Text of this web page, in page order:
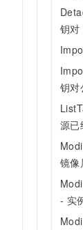
钥对
钥对
源已
镜像
- 实